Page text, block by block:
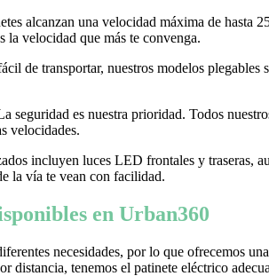
alcanzan una velocidad máxima de hasta
la velocidad que más te convenga.
de transportar, nuestros modelos
seguridad es nuestra prioridad. Todos
velocidades.
incluyen luces LED frontales y traseras,
la vía te vean con facilidad.
en Urban360
necesidades, por lo que ofrecemos
distancia, tenemos el patinete eléctrico